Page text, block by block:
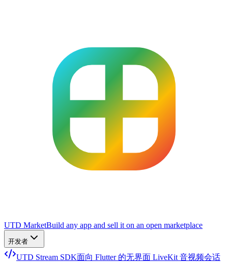
UTD MarketBuild any app and sell it on an open marketplace
开发者
UTD Stream SDK面向 Flutter 的无界面 LiveKit 音视频会话